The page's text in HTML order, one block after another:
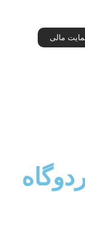
مالی